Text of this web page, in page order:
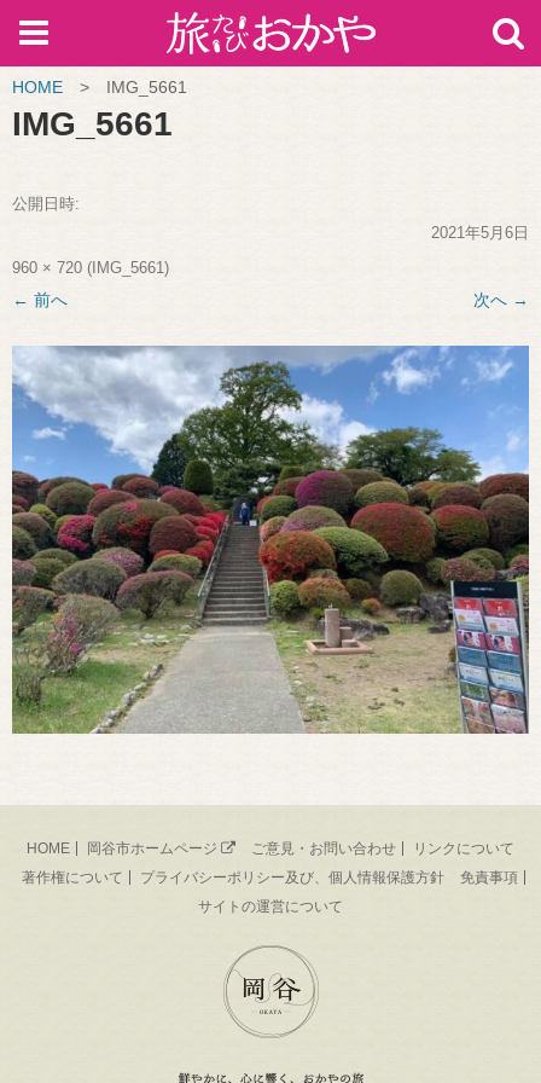
HOME > IMG_5661
IMG_5661
公開日時:
2021年5月6日
960 × 720 ( IMG_5661)
← 前へ 次へ →
HOME 岡谷市ホームページ ご意見・お問い合わせ
リンクについて
著作権について
プライバシーポリシー及び、個人情報保護方針
免責事項
サイトの運営について